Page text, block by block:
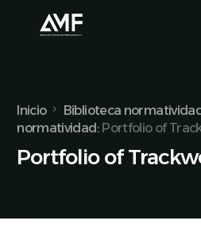
Inicio Biblioteca
normatividad: Portfolio of
Portfolio of